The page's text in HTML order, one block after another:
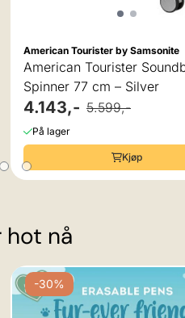
American Tourister by Samsonite
American Tourister
Spinner 77 cm – Silver
4.143,- 5.599,-
På lager
Kjøp
hot nå
-30%